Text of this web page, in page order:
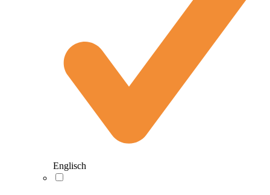
Englisch